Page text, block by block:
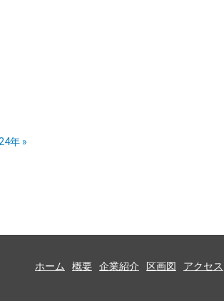
年»
ホーム 概要 企業紹介 区画図 アクセス